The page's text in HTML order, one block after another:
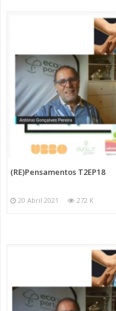
(RE)Pensamentos T2EP18
20 Abril 2021 272 K